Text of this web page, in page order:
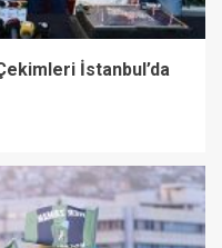
İstanbul’da